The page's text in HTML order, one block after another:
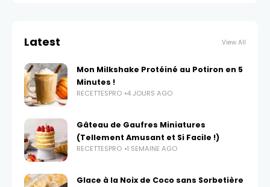
Latest View All
Mon Milkshake Protéiné au Potiron en 5
Minutes !
RECETTESPRO 4 JOURS AGO
Gâteau de Gaufres Miniatures
(Tellement Amusant et Si Facile !)
RECETTESPRO 1 SEMAINE AGO
Glace à la Noix de Coco sans Sorbetière